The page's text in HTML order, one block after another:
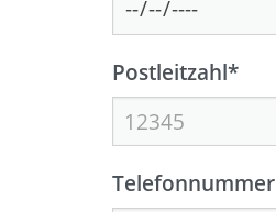
Postleitzahl*
Telefonnummer